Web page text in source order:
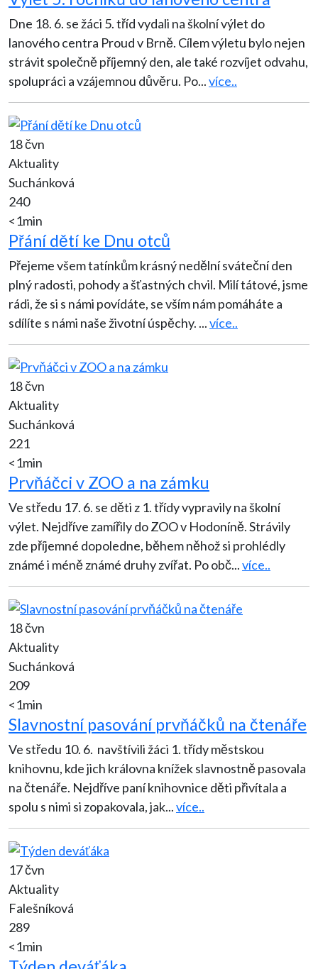
Dne 18. 6. se žáci 5. tříd vydali na školní výlet do
lanového centra Proud v Brně. Cílem výletu bylo nejen
strávit společně příjemný den, ale také rozvíjet odvahu,
spolupráci a vzájemnou důvěru. Po...více..
18 čvn
Aktuality
Suchánková
240
<1min
Přání dětí ke Dnu otců
Přejeme všem tatínkům krásný nedělní sváteční den
plný radosti, pohody a šťastných chvil. Milí tátové, jsme
rádi, že si s námi povídáte, se vším nám pomáháte a
sdílíte s námi naše životní úspěchy. ...více..
18 čvn
Aktuality
Suchánková
221
<1min
Prvňáčci v ZOO a na zámku
Ve středu 17. 6. se děti z 1. třídy vypravily na školní
výlet. Nejdříve zamířily do ZOO v Hodoníně. Strávily
zde příjemné dopoledne, během něhož si prohlédly
známé i méně známé druhy zvířat. Po obč...více..
18 čvn
Aktuality
Suchánková
209
<1min
Slavnostní pasování prvňáčků na čtenáře
Ve středu 10. 6. navštívili žáci 1. třídy městskou
knihovnu, kde jich královna knížek slavnostně pasovala
na čtenáře. Nejdříve paní knihovnice děti přivítala a
spolu s nimi si zopakovala, jak...více..
17 čvn
Aktuality
Falešníková
289
<1min